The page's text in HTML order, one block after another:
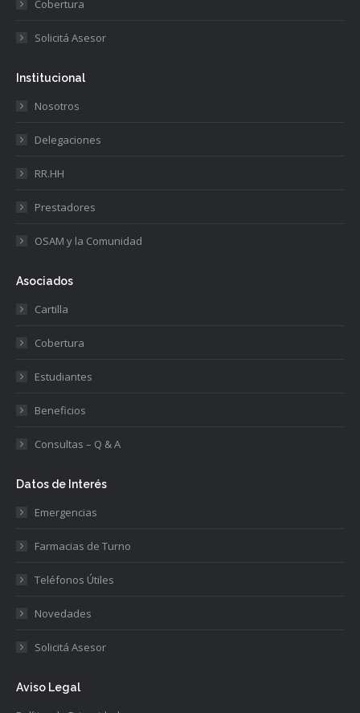
Cobertura
Solicitá Asesor
Institucional
Nosotros
Delegaciones
RR.HH
Prestadores
OSAM y la Comunidad
Asociados
Cartilla
Cobertura
Estudiantes
Beneficios
Consultas – Q & A
Datos de Interés
Emergencias
Farmacias de Turno
Teléfonos Útiles
Novedades
Solicitá Asesor
Aviso Legal